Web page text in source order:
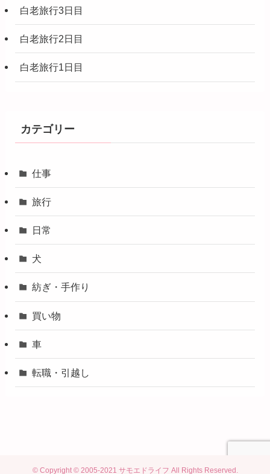
白老旅行3日目
白老旅行2日目
白老旅行1日目
カテゴリー
仕事
旅行
日常
犬
紡ぎ・手作り
買い物
車
転職・引越し
©Copyright © 2005-2021 サモエドライフ All Rights Reserved.